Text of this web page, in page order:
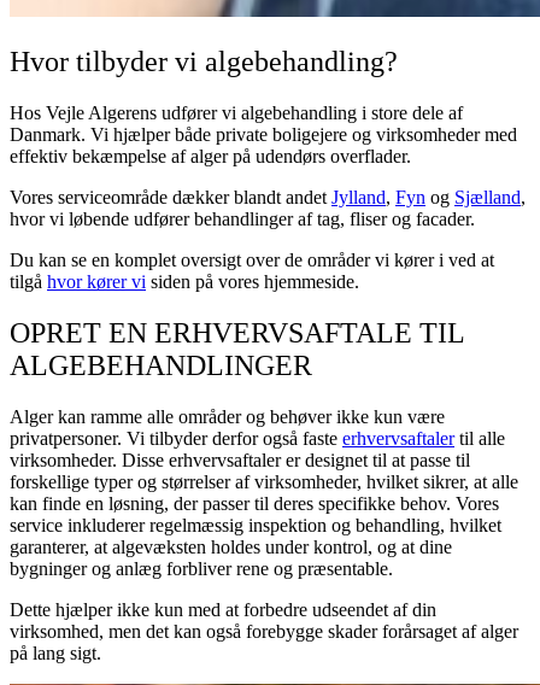
Hvor tilbyder vi algebehandling?
Hos Vejle Algerens udfører vi algebehandling i store dele af
Danmark. Vi hjælper både private boligejere og virksomheder med
effektiv bekæmpelse af alger på udendørs overflader.
Vores serviceområde dækker blandt andet Jylland, Fyn og Sjælland,
hvor vi løbende udfører behandlinger af tag, fliser og facader.
Du kan se en komplet oversigt over de områder vi kører i ved at
tilgå hvor kører vi siden på vores hjemmeside.
OPRET EN ERHVERVSAFTALE TIL
ALGEBEHANDLINGER
Alger kan ramme alle områder og behøver ikke kun være
privatpersoner. Vi tilbyder derfor også faste erhvervsaftalertil alle
virksomheder. Disse erhvervsaftaler er designet til at passe til
forskellige typer og størrelser af virksomheder, hvilket sikrer, at alle
kan finde en løsning, der passer til deres specifikke behov. Vores
service inkluderer regelmæssig inspektion og behandling, hvilket
garanterer, at algevæksten holdes under kontrol, og at dine
bygninger og anlæg forbliver rene og præsentable.
Dette hjælper ikke kun med at forbedre udseendet af din
virksomhed, men det kan også forebygge skader forårsaget af alger
på lang sigt.